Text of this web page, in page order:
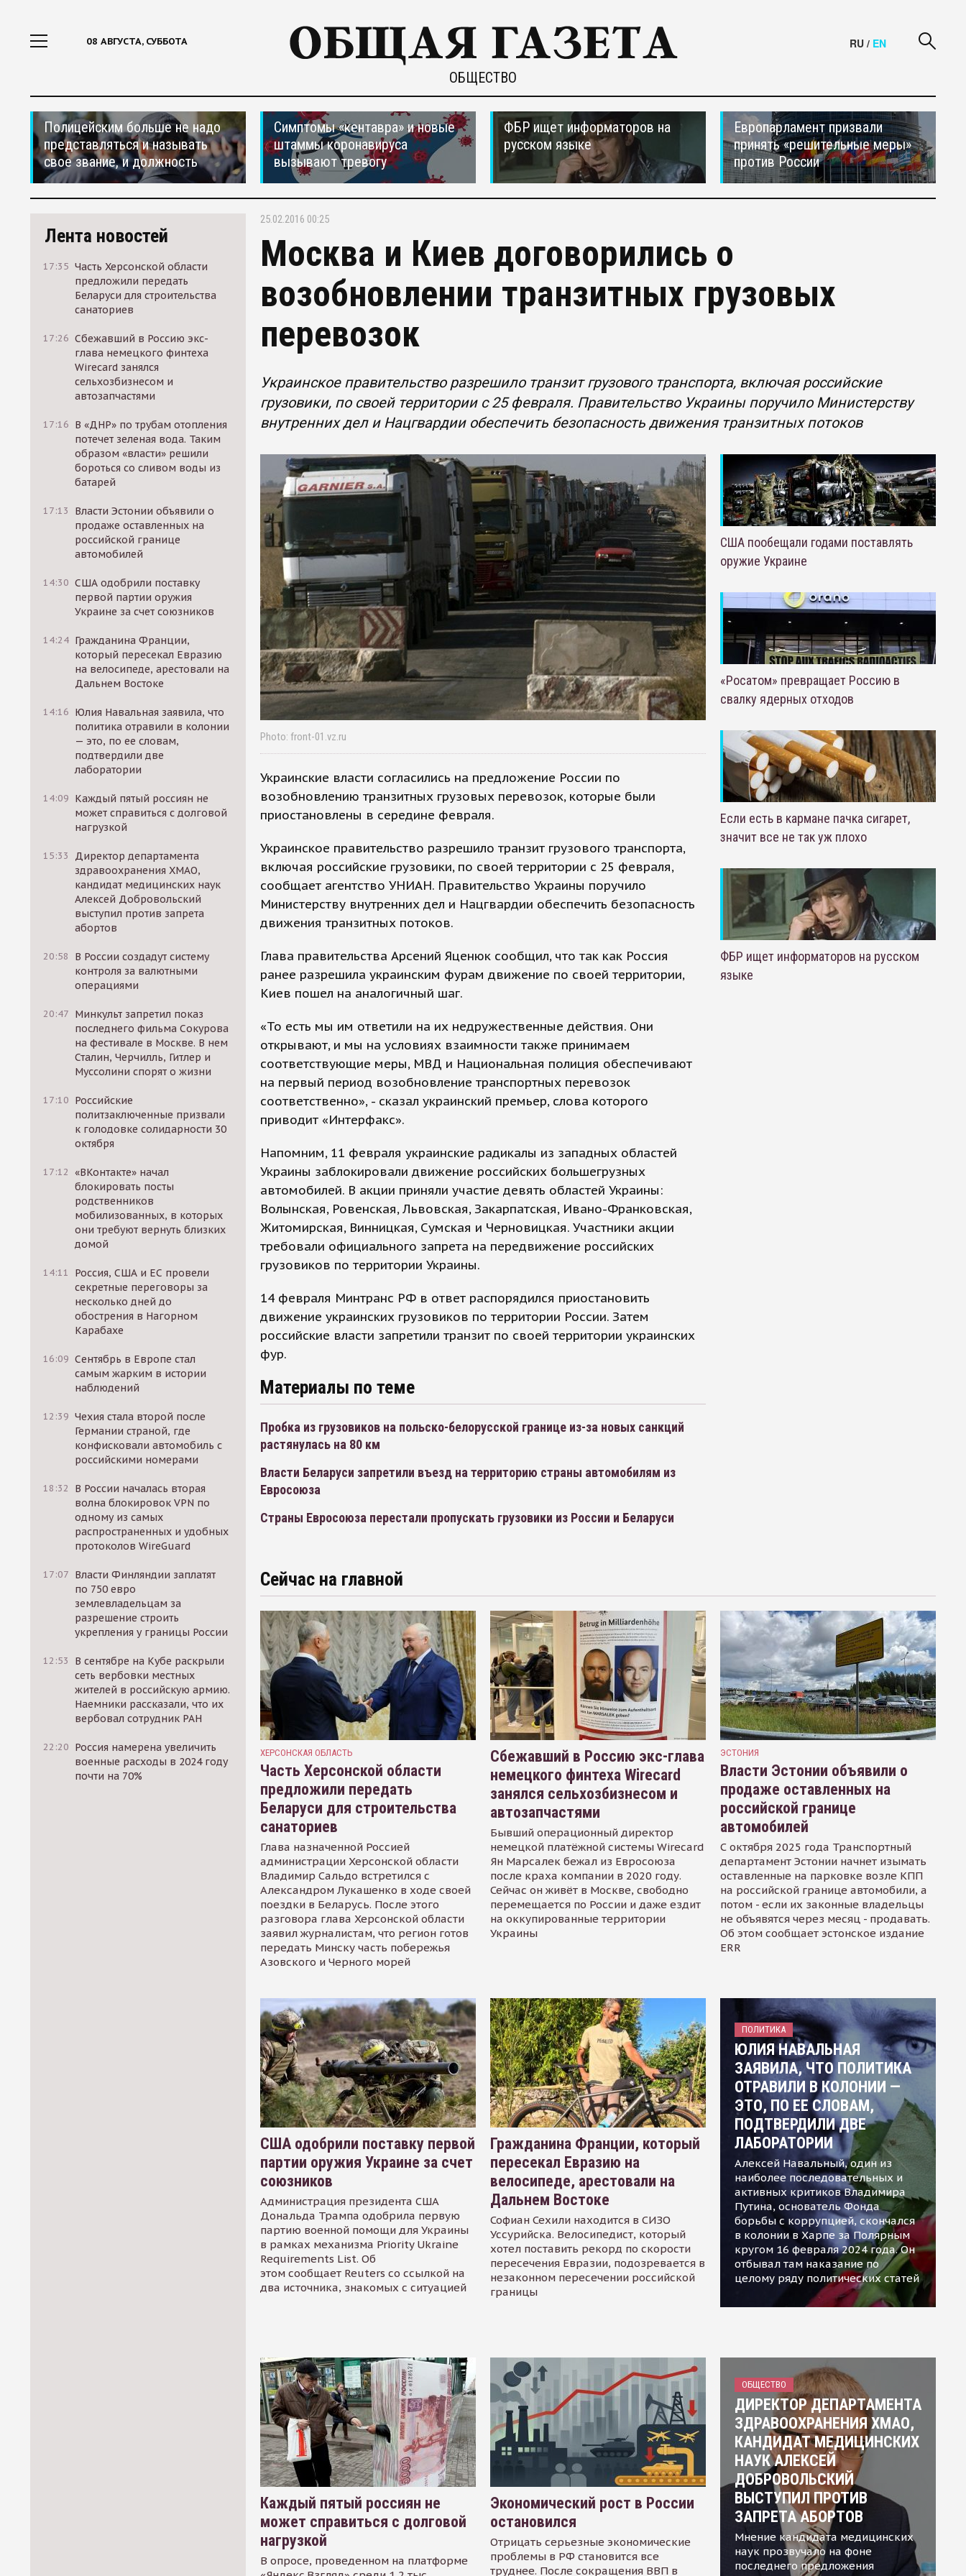
08 АВГУСТА, СУББОТА
ОБЩЕСТВО
RU / EN
Полицейским больше не надо
представляться и называть
свое звание, и должность
Симптомы «кентавра» и новые
штаммы коронавируса
вызывают тревогу
ФБР ищет информаторов на
русском языке
Европарламент призвали
принять «решительные меры»
против России
Лента новостей
17:35 Часть Херсонской области
предложили передать
Беларуси для строительства
санаториев
17:26 Сбежавший в Россию экс-
глава немецкого финтеха
Wirecard занялся
сельхозбизнесом и
автозапчастями
17:16 В «ДНР» по трубам отопления
потечет зеленая вода. Таким
образом «власти» решили
бороться со сливом воды из
батарей
17:13
Власти Эстонии объявили о
продаже оставленных на
российской границе
автомобилей
14:30 США одобрили поставку
первой партии оружия
Украине за счет союзников
14:24 Гражданина Франции,
который пересекал Евразию
на велосипеде, арестовали на
Дальнем Востоке
14:16 Юлия Навальная заявила, что
политика отравили в колонии
— это, по ее словам,
подтвердили две
лаборатории
14:09 Каждый пятый россиян не
может справиться с долговой
нагрузкой
15:33
Директор департамента
здравоохранения ХМАО,
кандидат медицинских наук
Алексей Добровольский
выступил против запрета
абортов
20:58
В России создадут систему
контроля за валютными
операциями
20:47 Минкульт запретил показ
последнего фильма Сокурова
на фестивале в Москве. В нем
Сталин, Черчилль, Гитлер и
Муссолини спорят о жизни
17:10 Российские
политзаключенные призвали
к голодовке солидарности 30
октября
17:12 «ВКонтакте» начал
блокировать посты
родственников
мобилизованных, в которых
они требуют вернуть близких
домой
14:11
Россия, США и ЕС провели
секретные переговоры за
несколько дней до
обострения в Нагорном
Карабахе
16:09 Сентябрь в Европе стал
самым жарким в истории
наблюдений
12:39 Чехия стала второй после
Германии страной, где
конфисковали автомобиль с
российскими номерами
18:32
В России началась вторая
волна блокировок VPN по
одному из самых
распространенных и удобных
протоколов WireGuard
17:07 Власти Финляндии заплатят
по 750 евро
землевладельцам за
разрешение строить
укрепления у границы России
12:53
В сентябре на Кубе раскрыли
сеть вербовки местных
жителей в российскую армию.
Наемники рассказали, что их
вербовал сотрудник РАН
22:20 Россия намерена увеличить
военные расходы в 2024 году
почти на 70%
25.02.2016 00:25
Москва и Киев договорились о
возобновлении транзитных грузовых
перевозок
Украинское правительство разрешило транзит грузового транспорта, включая российские
грузовики, по своей территории с 25 февраля. Правительство Украины поручило Министерству
внутренних дел и Нацгвардии обеспечить безопасность движения транзитных потоков
Photo: front-01.vz.ru
Украинские власти согласились на предложение России по
возобновлению транзитных грузовых перевозок, которые были
приостановлены в середине февраля.
Украинское правительство разрешило транзит грузового транспорта,
включая российские грузовики, по своей территории с 25 февраля,
сообщает агентство УНИАН. Правительство Украины поручило
Министерству внутренних дел и Нацгвардии обеспечить безопасность
движения транзитных потоков.
Глава правительства Арсений Яценюк сообщил, что так как Россия
ранее разрешила украинским фурам движение по своей территории,
Киев пошел на аналогичный шаг.
«То есть мы им ответили на их недружественные действия. Они
открывают, и мы на условиях взаимности также принимаем
соответствующие меры, МВД и Национальная полиция обеспечивают
на первый период возобновление транспортных перевозок
соответственно», - сказал украинский премьер, слова которого
приводит «Интерфакс».
Напомним, 11 февраля украинские радикалы из западных областей
Украины заблокировали движение российских большегрузных
автомобилей. В акции приняли участие девять областей Украины:
Волынская, Ровенская, Львовская, Закарпатская, Ивано-Франковская,
Житомирская, Винницкая, Сумская и Черновицкая. Участники акции
требовали официального запрета на передвижение российских
грузовиков по территории Украины.
14 февраля Минтранс РФ в ответ распорядился приостановить
движение украинских грузовиков по территории России. Затем
российские власти запретили транзит по своей территории украинских
фур.
Материалы по теме
Пробка из грузовиков на польско-белорусской границе из-за новых санкций
растянулась на 80 км
Власти Беларуси запретили въезд на территорию страны автомобилям из
Евросоюза
Страны Евросоюза перестали пропускать грузовики из России и Беларуси
США пообещали годами поставлять
оружие Украине
«Росатом» превращает Россию в
свалку ядерных отходов
Если есть в кармане пачка сигарет,
значит все не так уж плохо
ФБР ищет информаторов на русском
языке
Сейчас на главной
ХЕРСОНСКАЯ ОБЛАСТЬ
Часть Херсонской области
предложили передать
Беларуси для строительства
санаториев
Глава назначенной Россией
администрации Херсонской области
Владимир Сальдо встретился с
Александром Лукашенко в ходе своей
поездки в Беларусь. После этого
разговора глава Херсонской области
заявил журналистам, что регион готов
передать Минску часть побережья
Азовского и Черного морей
Сбежавший в Россию экс-глава
немецкого финтеха Wirecard
занялся сельхозбизнесом и
автозапчастями
Бывший операционный директор
немецкой платёжной системы Wirecard
Ян Марсалек бежал из Евросоюза
после краха компании в 2020 году.
Сейчас он живёт в Москве, свободно
перемещается по России и даже ездит
на оккупированные территории
Украины
ЭСТОНИЯ
Власти Эстонии объявили о
продаже оставленных на
российской границе
автомобилей
С октября 2025 года Транспортный
департамент Эстонии начнет изымать
оставленные на парковке возле КПП
на российской границе автомобили, а
потом - если их законные владельцы
не объявятся через месяц - продавать.
Об этом сообщает эстонское издание
ERR
США одобрили поставку первой
партии оружия Украине за счет
союзников
Администрация президента США
Дональда Трампа одобрила первую
партию военной помощи для Украины
в рамках механизма Priority Ukraine
Requirements List. Об
этом сообщает Reuters со ссылкой на
два источника, знакомых с ситуацией
Гражданина Франции, который
пересекал Евразию на
велосипеде, арестовали на
Дальнем Востоке
Софиан Сехили находится в СИЗО
Уссурийска. Велосипедист, который
хотел поставить рекорд по скорости
пересечения Евразии, подозревается в
незаконном пересечении российской
границы
ПОЛИТИКА
ЮЛИЯ НАВАЛЬНАЯ
ЗАЯВИЛА, ЧТО ПОЛИТИКА
ОТРАВИЛИ В КОЛОНИИ —
ЭТО, ПО ЕЕ СЛОВАМ,
ПОДТВЕРДИЛИ ДВЕ
ЛАБОРАТОРИИ
Алексей Навальный, один из
наиболее последовательных и
активных критиков Владимира
Путина, основатель Фонда
борьбы с коррупцией, скончался
в колонии в Харпе за Полярным
кругом 16 февраля 2024 года. Он
отбывал там наказание по
целому ряду политических статей
Каждый пятый россиян не
может справиться с долговой
нагрузкой
В опросе, проведенном на платформе
Экономический рост в России
остановился
Отрицать серьезные экономические
проблемы в РФ становится все
труднее. После сокращения ВВП в
ОБЩЕСТВО
ДИРЕКТОР ДЕПАРТАМЕНТА
ЗДРАВООХРАНЕНИЯ ХМАО,
КАНДИДАТ МЕДИЦИНСКИХ
НАУК АЛЕКСЕЙ
ДОБРОВОЛЬСКИЙ
ВЫСТУПИЛ ПРОТИВ
ЗАПРЕТА АБОРТОВ
Мнение кандидата медицинских
наук прозвучало на фоне
последнего предложения